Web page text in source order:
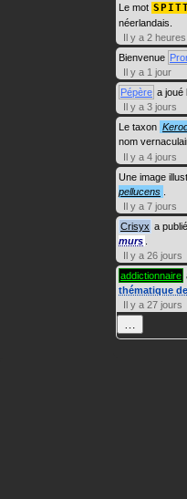
Le mot
néerlandais.
Il y a 2 heures
Bienvenue
Il y a 1 jour
Pépère a joué
Il y a 3 jours
Le taxon
nom
Il y a 4 jours
Une image
pellucens
Il y a 7 jours
Crisyx a
murs
Il y a 26 jours
addictionnaire
thématique
Il y a 27 jours